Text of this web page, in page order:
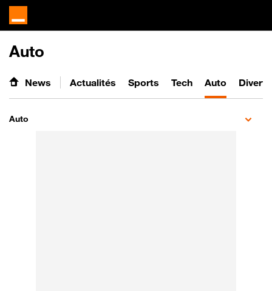
Auto
News Actualités Sports Tech Auto
Auto